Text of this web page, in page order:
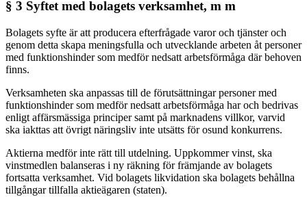
§ 3 Syftet med bolagets verksamhet, m m
Bolagets syfte är att producera efterfrågade varor och tjänster och
genom detta skapa meningsfulla och utvecklande arbeten åt personer
med funktionshinder som medför nedsatt arbetsförmåga där behoven
finns.
Verksamheten ska anpassas till de förutsättningar personer med
funktionshinder som medför nedsatt arbetsförmåga har och bedrivas
enligt affärsmässiga principer samt på marknadens villkor, varvid
ska iakttas att övrigt näringsliv inte utsätts för osund konkurrens.
Aktierna medför inte rätt till utdelning. Uppkommer vinst, ska
vinstmedlen balanseras i ny räkning för främjande av bolagets
fortsatta verksamhet. Vid bolagets likvidation ska bolagets behållna
tillgångar tillfalla aktieägaren (staten).